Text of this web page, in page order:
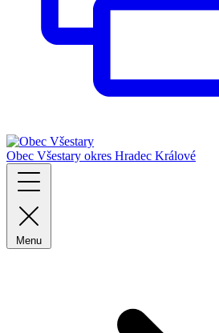
Obec Všestary okres Hradec Králové
Menu